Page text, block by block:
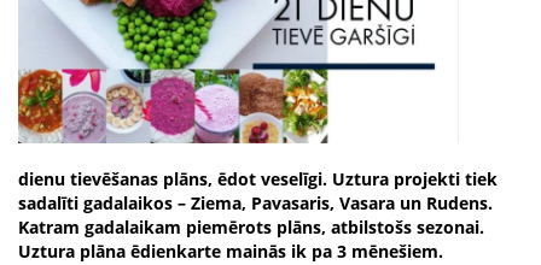
dienu tievēšanas plāns, ēdot veselīgi. Uztura projekti tiek
sadalīti gadalaikos – Ziema, Pavasaris, Vasara un Rudens.
Katram gadalaikam piemērots plāns, atbilstošs sezonai.
Uztura plāna ēdienkarte mainās ik pa 3 mēnešiem.